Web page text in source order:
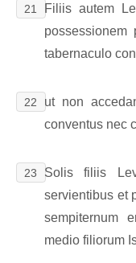
21
Filiis autem
tabernaculo
22
ut non
conventus nec
23
Solis filiis
servientibus et
sempiternum
medio filiorum